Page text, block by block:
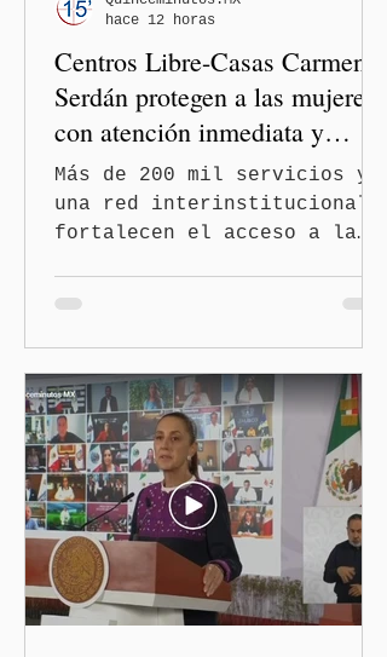
el Congreso de Puebla.
Centros Libre-Casas Carmen
Serdán protegen a las mujeres
con atención inmediata y
disminuyen feminicidios
Más de 200 mil servicios y
una red interinstitucional
fortalecen el acceso a la
feminicidio en Puebla
disminuyó en un 60 por
ciento, durante el primer
semestre de 2026, gracias
al modelo de los Centros
LIBRE (Libertad, Igualdad,
Bienestar, Redes,
Emancipación)–Casas Carmen
Serdán, que descentraliza
la justicia. En rueda de
hace 12 horas